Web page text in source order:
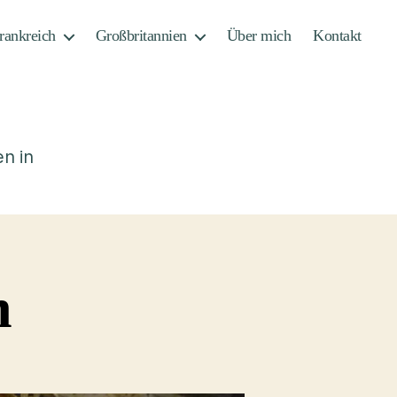
Großbritannien Über mich Kontakt
in